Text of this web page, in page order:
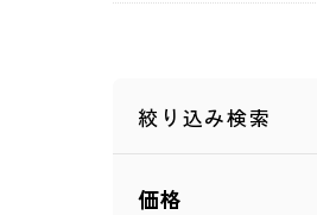
絞り込み検索
価格